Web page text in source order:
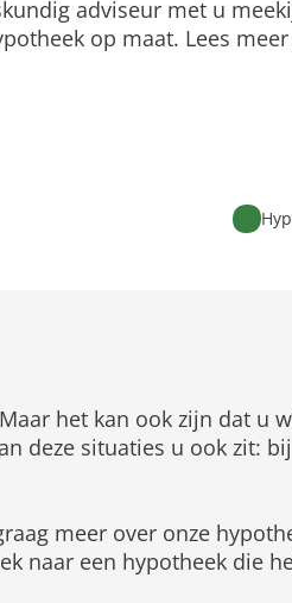
adviseur met u
op maat. Lees
het kan ook zijn dat u
deze situaties u ook zit:
meer over onze
naar een hypotheek die